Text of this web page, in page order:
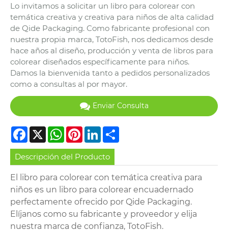
Lo invitamos a solicitar un libro para colorear con
temática creativa y creativa para niños de alta calidad
de Qide Packaging. Como fabricante profesional con
nuestra propia marca, TotoFish, nos dedicamos desde
hace años al diseño, producción y venta de libros para
colorear diseñados específicamente para niños.
Damos la bienvenida tanto a pedidos personalizados
como a consultas al por mayor.
Enviar Consulta
Facebook
X WhatsApp
PinterestLinkedIn
Descripción del Producto
El libro para colorear con temática creativa para
niños es un libro para colorear encuadernado
perfectamente ofrecido por Qide Packaging.
Elíjanos como su fabricante y proveedor y elija
nuestra marca de confianza, TotoFish.